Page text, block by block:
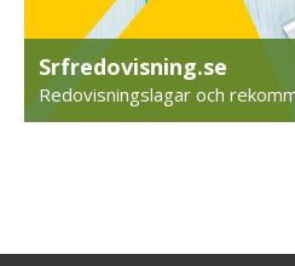
Srfredovisning.se
Redovisningslagar och